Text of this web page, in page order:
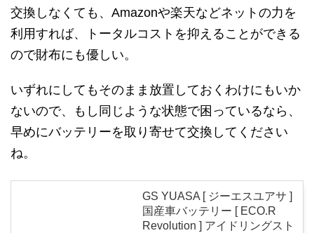
交換しなくても、Amazonや楽天などネットの力を
利用すれば、トータルコストを抑えることができる
ので財布にも優しい。
いずれにしてもそのまま放置しておくわけにもいか
ないので、もし同じような状態で困っているなら、
早めにバッテリーを取り寄せて交換してください
ね。
GS YUASA [ ジーエスユアサ ]
国産車バッテリー [ ECO.R
Revolution ] アイドリングスト